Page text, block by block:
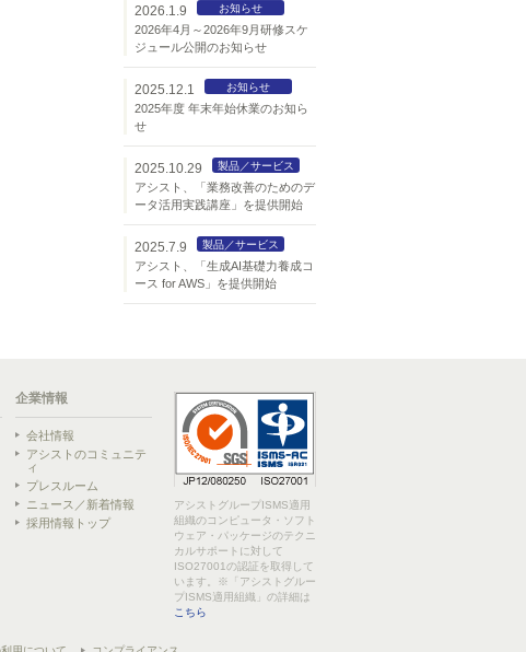
2026.1.9 お知らせ
2026年4月～2026年9月研修スケ
ジュール公開のお知らせ
2025.12.1 お知らせ
2025年度 年末年始休業のお知ら
せ
2025.10.29 製品／サービス
アシスト、「業務改善のためのデ
ータ活用実践講座」を提供開始
2025.7.9 製品／サービス
アシスト、「生成AI基礎力養成コ
ース for AWS」を提供開始
企業情報
会社情報
アシストのコミュニテ
ィ
プレスルーム
ニュース／新着情報
採用情報トップ
アシストグループISMS適用
組織のコンピュータ・ソフト
ウェア・パッケージのテクニ
カルサポートに対して
ISO27001の認証を取得して
います。※「アシストグルー
プISMS適用組織」の詳細は
こちら